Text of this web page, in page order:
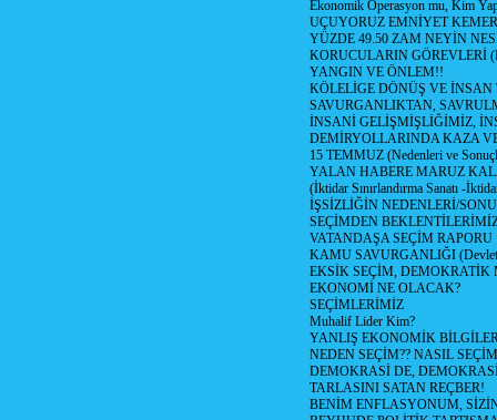
Ekonomik Operasyon mu, Kim
UÇUYORUZ EMNİYET
YÜZDE 49.50 ZAM NEYİN
KORUCULARIN GÖREVLERİ
YANGIN VE ÖNLEM!!
KÖLELİGE DÖNÜŞ VE İNSAN
SAVURGANLIKTAN,
İNSANİ GELİŞMİŞLİĞİMİZ,
DEMİRYOLLARINDA KAZA
15 TEMMUZ (Nedenleri ve
YALAN HABERE MARUZ
(İktidar Sınırlandırma Sanatı -
İŞSİZLİĞİN NEDENLERİ/
SEÇİMDEN
VATANDAŞA SEÇİM RAPORU
KAMU SAVURGANLIĞI (Devlet
EKSİK SEÇİM, DEMOKRATİK
EKONOMİ NE OLACAK?
SEÇİMLERİMİZ
Muhalif Lider Kim?
YANLIŞ EKONOMİK
NEDEN SEÇİM?? NASIL
DEMOKRASİ DE,
TARLASINI SATAN REÇBER!
BENİM ENFLASYONUM,